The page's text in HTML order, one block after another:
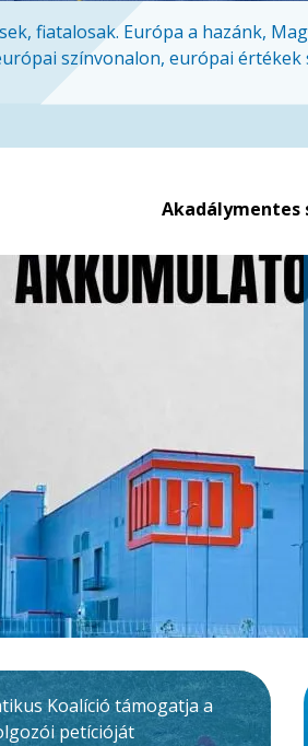
fiatalosak. Európa a hazánk,
színvonalon, európai
Akadálymentes
Koalíció támogatja a
petícióját